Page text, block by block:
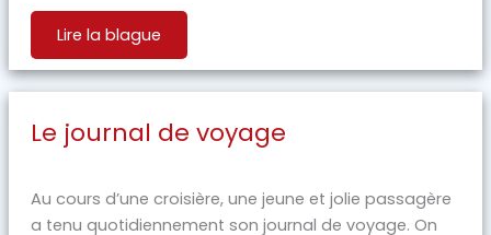
Lire la blague
Le journal de voyage
Au cours d’une croisière, une jeune et jolie passagère
a tenu quotidiennement son journal de voyage. On